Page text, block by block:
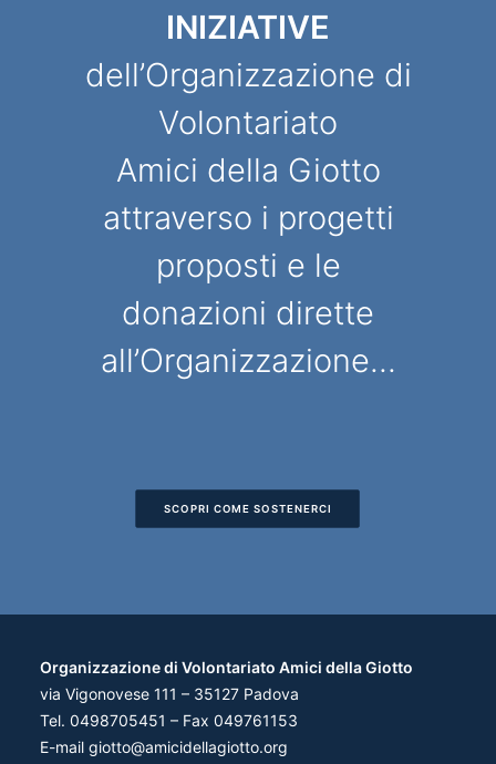
INIZIATIVE
dell’Organizzazione di
Volontariato
Amici della Giotto
attraverso i progetti
proposti e le
donazioni dirette
all’Organizzazione...
SCOPRI COME SOSTENERCI
Organizzazione di Volontariato Amici della Giotto
via Vigonovese 111 – 35127 Padova
Tel. 0498705451 – Fax 049761153
E-mail giotto@amicidellagiotto.org